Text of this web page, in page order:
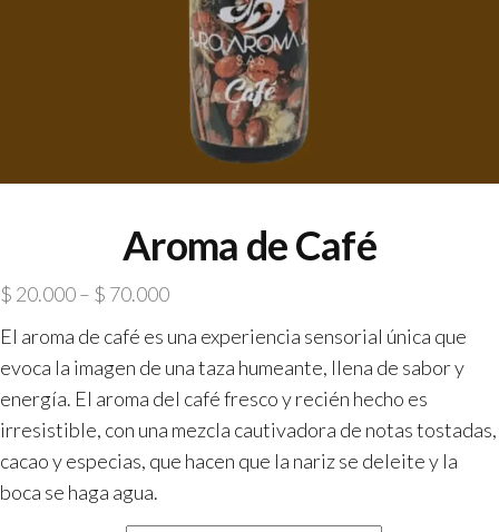
Aroma de Café
$ 20.000– $ 70.000
El aroma de café es una experiencia sensorial única que
evoca la imagen de una taza humeante, llena de sabor y
energía. El aroma del café fresco y recién hecho es
irresistible, con una mezcla cautivadora de notas tostadas,
cacao y especias, que hacen que la nariz se deleite y la
boca se haga agua.